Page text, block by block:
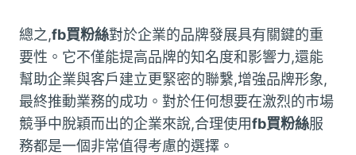
總之,fb買粉絲對於企業的品牌發展具有關鍵的重
要性。它不僅能提高品牌的知名度和影響力,還能
幫助企業與客戶建立更緊密的聯繫,增強品牌形象,
最終推動業務的成功。對於任何想要在激烈的市場
競爭中脫穎而出的企業來說,合理使用fb買粉絲服
務都是一個非常值得考慮的選擇。